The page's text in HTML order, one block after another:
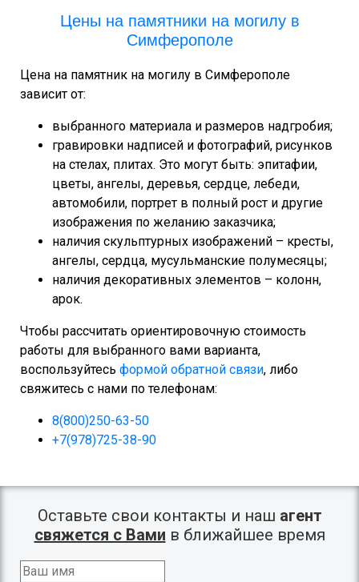
Цены на памятники на могилу в
Симферополе
Цена на памятник на могилу в Симферополе
зависит от:
выбранного материала и размеров надгробия;
гравировки надписей и фотографий, рисунков
на стелах, плитах. Это могут быть: эпитафии,
цветы, ангелы, деревья, сердце, лебеди,
автомобили, портрет в полный рост и другие
изображения по желанию заказчика;
наличия скульптурных изображений – кресты,
ангелы, сердца, мусульманские полумесяцы;
наличия декоративных элементов – колонн,
арок.
Чтобы рассчитать ориентировочную стоимость
работы для выбранного вами варианта,
воспользуйтесь формой обратной связи, либо
свяжитесь с нами по телефонам:
8(800)250-63-50
+7(978)725-38-90
Оставьте свои контакты и наш агент
свяжется с Вами в ближайшее время